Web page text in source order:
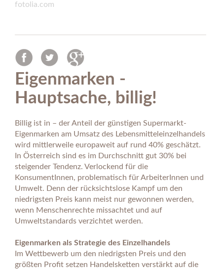
fotolia.com
Eigenmarken -
Hauptsache, billig!
Billig ist in – der Anteil der günstigen Supermarkt-
Eigenmarken am Umsatz des Lebensmitteleinzelhandels
wird mittlerweile europaweit auf rund 40% geschätzt.
In Österreich sind es im Durchschnitt gut 30% bei
steigender Tendenz. Verlockend für die
KonsumentInnen, problematisch für ArbeiterInnen und
Umwelt. Denn der rücksichtslose Kampf um den
niedrigsten Preis kann meist nur gewonnen werden,
wenn Menschenrechte missachtet und auf
Umweltstandards verzichtet werden.
Eigenmarken als Strategie des Einzelhandels
Im Wettbewerb um den niedrigsten Preis und den
größten Profit setzen Handelsketten verstärkt auf die